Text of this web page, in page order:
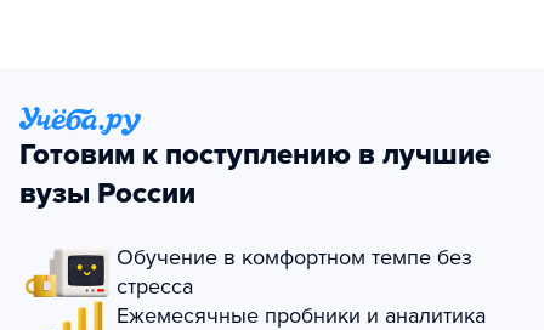
Готовим к поступлению в лучшие
вузы России
Обучение в комфортном темпе без
стресса
Ежемесячные пробники и аналитика